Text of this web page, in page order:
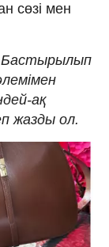
сөзі мен
Бастырылып
ақ
жазды ол.